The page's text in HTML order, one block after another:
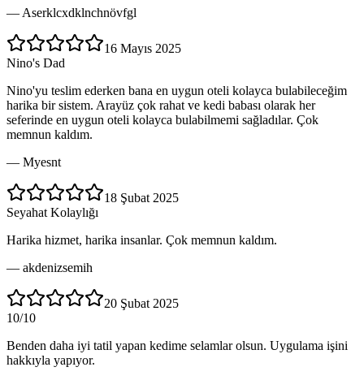
— Aserklcxdklnchnövfgl
16 Mayıs 2025
Nino's Dad
Nino'yu teslim ederken bana en uygun oteli kolayca bulabileceğim
harika bir sistem. Arayüz çok rahat ve kedi babası olarak her
seferinde en uygun oteli kolayca bulabilmemi sağladılar. Çok
memnun kaldım.
— Myesnt
18 Şubat 2025
Seyahat Kolaylığı
Harika hizmet, harika insanlar. Çok memnun kaldım.
— akdenizsemih
20 Şubat 2025
10/10
Benden daha iyi tatil yapan kedime selamlar olsun. Uygulama işini
hakkıyla yapıyor.